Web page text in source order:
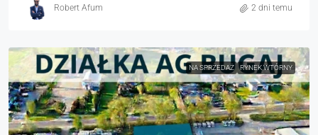
Robert Afum 2 dni temu
NA SPRZEDAŻ RYNEK WTÓRNY